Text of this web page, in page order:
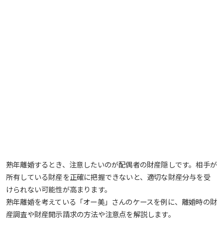
熟年離婚するとき、注意したいのが配偶者の財産隠しです。相手が
所有している財産を正確に把握できないと、適切な財産分与を受
けられない可能性が高まります。
熟年離婚を考えている「オー美」さんのケースを例に、離婚時の財
産調査や財産開示請求の方法や注意点を解説します。